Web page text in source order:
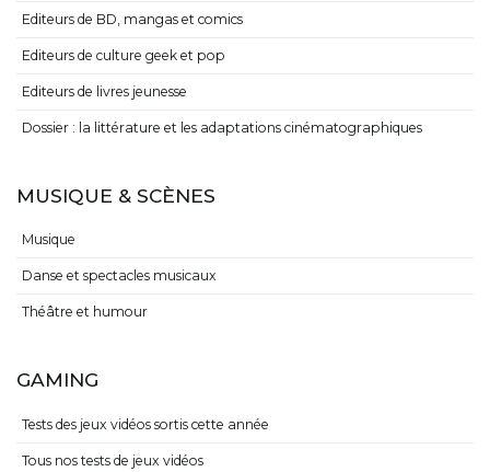
Editeurs de BD, mangas et comics
Editeurs de culture geek et pop
Editeurs de livres jeunesse
Dossier : la littérature et les adaptations cinématographiques
MUSIQUE & SCÈNES
Musique
Danse et spectacles musicaux
Théâtre et humour
GAMING
Tests des jeux vidéos sortis cette année
Tous nos tests de jeux vidéos